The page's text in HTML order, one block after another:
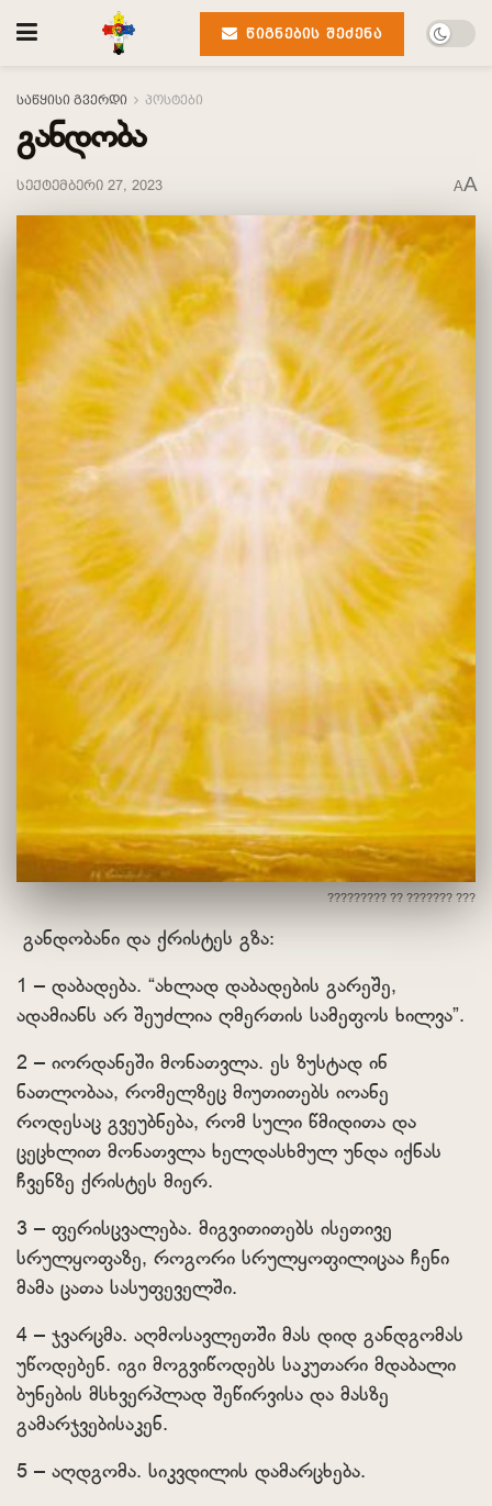
ᲬᲘᲒᲜᲔᲑᲘᲡ ᲨᲔᲫᲔᲜᲐ
საწყისი გვერდი პოსტები
განდობა
სექტემბერი 27, 2023 AA
????????? ?? ??????? ???
განდობანი და ქრისტეს გზა:
1 – დაბადება. “ახლად დაბადების გარეშე,
ადამიანს არ შეუძლია ღმერთის სამეფოს ხილვა”.
2 – იორდანეში მონათვლა. ეს ზუსტად ინ
ნათლობაა, რომელზეც მიუთითებს იოანე
როდესაც გვეუბნება, რომ სული წმიდითა და
ცეცხლით მონათვლა ხელდასხმულ უნდა იქნას
ჩვენზე ქრისტეს მიერ.
3 – ფერისცვალება. მიგვითითებს ისეთივე
სრულყოფაზე, როგორი სრულყოფილიცაა ჩენი
მამა ცათა სასუფეველში.
4 – ჯვარცმა. აღმოსავლეთში მას დიდ განდგომას
უწოდებენ. იგი მოგვიწოდებს საკუთარი მდაბალი
ბუნების მსხვერპლად შეწირვისა და მასზე
გამარჯვებისაკენ.
5 – აღდგომა. სიკვდილის დამარცხება.